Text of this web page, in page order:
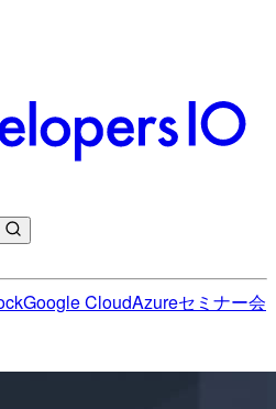
Google CloudAzureセミナー会